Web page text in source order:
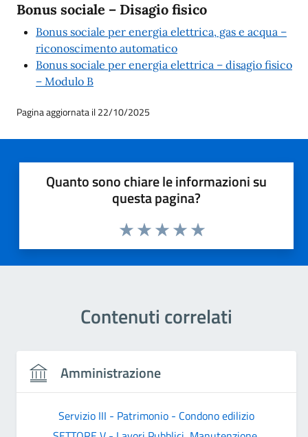
Bonus sociale – Disagio fisico
Bonus sociale per energia elettrica, gas e acqua –
riconoscimento automatico
Bonus sociale per energia elettrica – disagio fisico
– Modulo B
Pagina aggiornata il 22/10/2025
Quanto sono chiare le informazioni su
questa pagina?
Valuta 5 stelle su 5
Valuta 4 stelle su 5
Valuta 3 stelle su 5
Valuta 2 stelle su 5
Valuta 1 stelle su 5
Contenuti correlati
Amministrazione
Servizio III - Patrimonio - Condono edilizio